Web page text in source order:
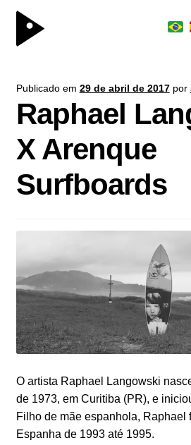
boardschool
team
consultoria
sobre
Publicado em 29 de abril de 2017 por
Raphael
X Arenque
Surfboards
O artista Raphael Langowski
de 1973, em Curitiba (PR), e
Filho de mãe espanhola, Raphael
Espanha de 1993 até 1995.